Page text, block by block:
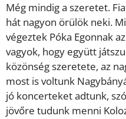
Még mindig a szeretet.
hát nagyon örülök neki.
végeztek Póka Egonnak
vagyok, hogy együtt
közönség szeretete, az
most is voltunk
jó koncerteket adtunk,
jövőre tudunk menni